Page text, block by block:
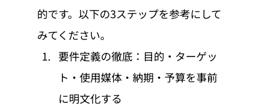
的です。以下の3ステップを参考にして
みてください。
要件定義の徹底：目的・ターゲッ
ト・使用媒体・納期・予算を事前
に明文化する